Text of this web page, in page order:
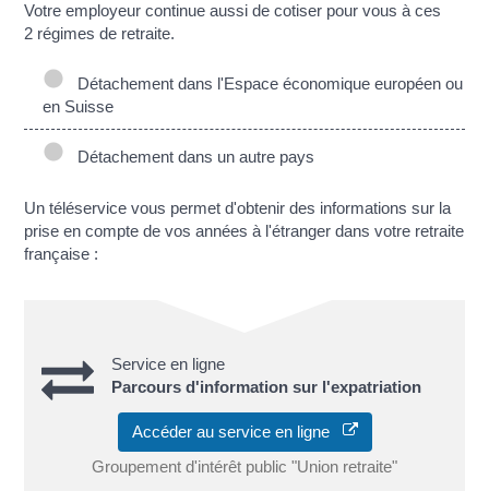
Votre employeur continue aussi de cotiser pour vous à ces
2 régimes de retraite.
Détachement dans l'Espace économique européen ou
en Suisse
Détachement dans un autre pays
Un téléservice vous permet d'obtenir des informations sur la
prise en compte de vos années à l'étranger dans votre retraite
française :
Service en ligne
Parcours d'information sur l'expatriation
Accéder au service en ligne
Groupement d'intérêt public "Union retraite"